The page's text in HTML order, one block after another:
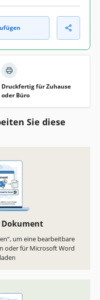
Druckfertig für Zuhause
oder Büro
Sie diese
Dokument
um eine bearbeitbare
oder für Microsoft Word